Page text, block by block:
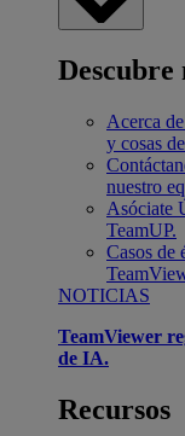
Descubre
Acerca
y cosas
nuestro
Asóciate
TeamUP.
Casos de
NOTICIAS
TeamViewer
de IA.
Recursos